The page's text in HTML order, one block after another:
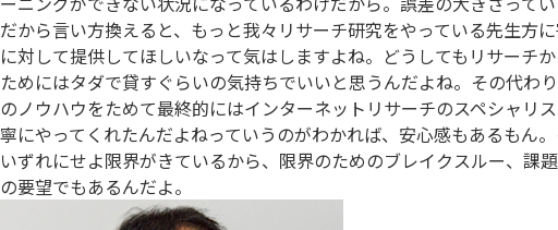
だから言い方換えると、もっと我々リサーチ研究をやっている先生方
に対して提供してほしいなって気はしますよね。どうしてもリサー
ためにはタダで貸すぐらいの気持ちでいいと思うんだよね。その代
のノウハウをためて最終的にはインターネットリサーチのスペシャリ
寧にやってくれたんだよねっていうのがわかれば、安心感もあるもん
いずれにせよ限界がきているから、限界のためのブレイクスルー、
の要望でもあるんだよ。